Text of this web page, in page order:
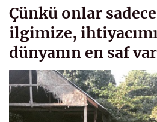
Çünkü onlar
ilgimize,
dünyanın en saf